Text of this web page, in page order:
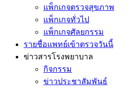
แพ็กเกจตรวจสุขภาพ
แพ็กเกจทั่วไป
แพ็กเกจศัลยกรรม
รายชื่อแพทย์เข้าตรวจวันนี้
ข่าวสารโรงพยาบาล
กิจกรรม
ข่าวประชาสัมพันธ์